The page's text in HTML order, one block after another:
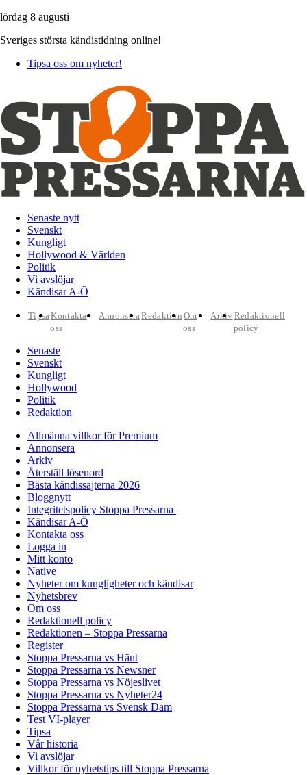
lördag 8 augusti
Sveriges största kändistidning online!
Tipsa oss om nyheter!
Senaste nytt
Svenskt
Kungligt
Hollywood & Världen
Politik
Vi avslöjar
Kändisar A-Ö
TipsaKontakta
oss
AnnonseraRedaktion Om
oss
Arkiv Redaktionell
policy
Senaste
Svenskt
Kungligt
Hollywood
Politik
Redaktion
Allmänna villkor för Premium
Annonsera
Arkiv
Återställ lösenord
Bästa kändissajterna 2026
Bloggnytt
Integritetspolicy Stoppa Pressarna
Kändisar A-Ö
Kontakta oss
Logga in
Mitt konto
Native
Nyheter om kungligheter och kändisar
Nyhetsbrev
Om oss
Redaktionell policy
Redaktionen – Stoppa Pressarna
Register
Stoppa Pressarna vs Hänt
Stoppa Pressarna vs Newsner
Stoppa Pressarna vs Nöjeslivet
Stoppa Pressarna vs Nyheter24
Stoppa Pressarna vs Svensk Dam
Test VI-player
Tipsa
Vår historia
Vi avslöjar
Villkor för nyhetstips till Stoppa Pressarna